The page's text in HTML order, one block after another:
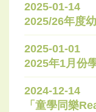
2025-01-14
2025/26年度
2025-01-01
2025年1月份
2024-12-14
「童學同樂